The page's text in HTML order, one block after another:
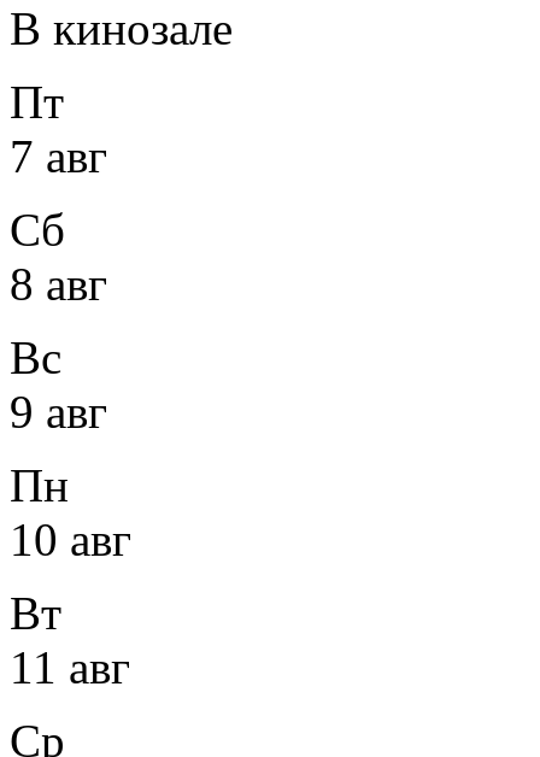
В кинозале
Пт
7 авг
Сб
8 авг
Вс
9 авг
Пн
10 авг
Вт
11 авг
Ср